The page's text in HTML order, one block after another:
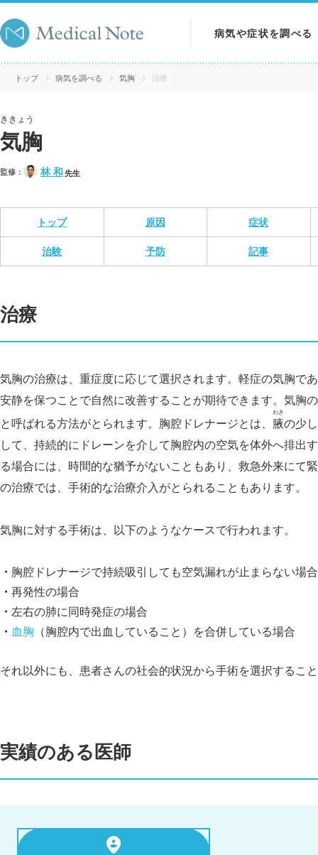
病気や症状を調べる
病気を調べる
トップ 病気を調べる 気胸 治療
ききょう
気胸
監修： 林 和先生
トップ 原因 症状
治験 予防 記事
治療
気胸の治療は、重症度に応じて選択されます。軽症の気胸で
安静を保つことで自然に改善することが期待できます。気胸
と呼ばれる方法がとられます。胸腔ドレナージとは、 腋
わき
の少
して、持続的にドレーンを介して胸腔内の空気を体外へ排出
る場合には、時間的な猶予がないこともあり、救急外来にて
の治療では、手術的な治療介入がとられることもあります。
気胸に対する手術は、以下のようなケースで行われます。
胸腔ドレナージで持続吸引しても空気漏れが止まらない場合
再発性の場合
左右の肺に同時発症の場合
血胸 （胸腔内で出血していること）を合併している場合
それ以外にも、患者さんの社会的状況から手術を選択するこ
実績のある医師